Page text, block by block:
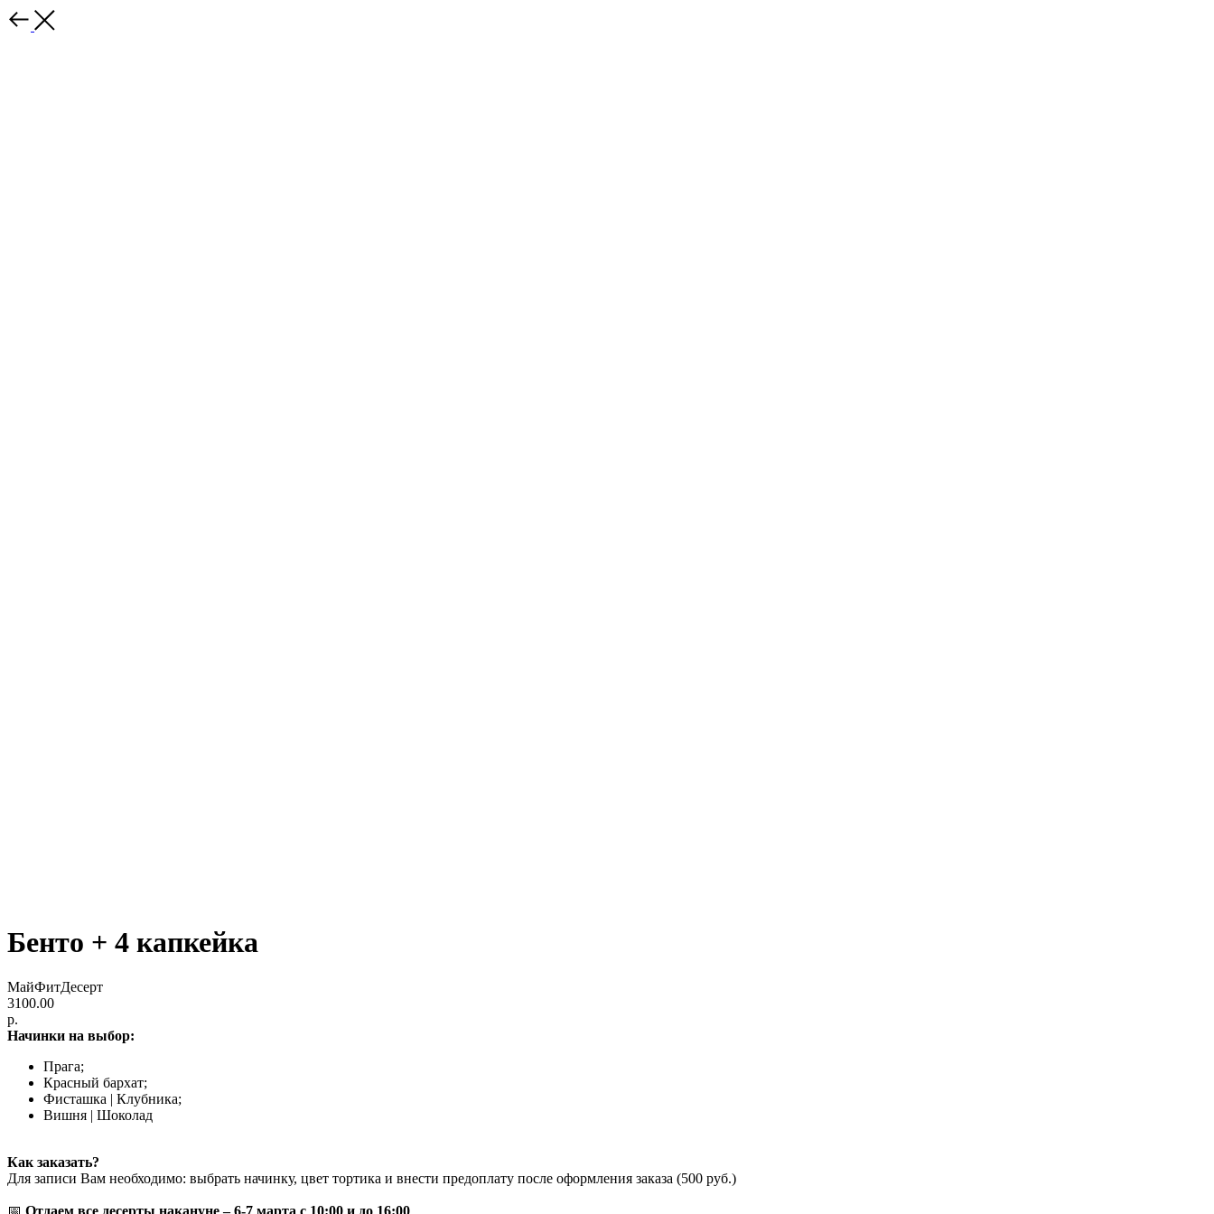
Бенто + 4 капкейка
МайФитДесерт
3100.00
р.
Начинки на выбор:
Прага;
Красный бархат;
Фисташка | Клубника;
Вишня | Шоколад
Как заказать?
Для записи Вам необходимо: выбрать начинку, цвет тортика и внести предоплату после оформления заказа (500 руб.)
📅 Отдаем все десерты накануне – 6-7 марта с 10:00 и до 16:00